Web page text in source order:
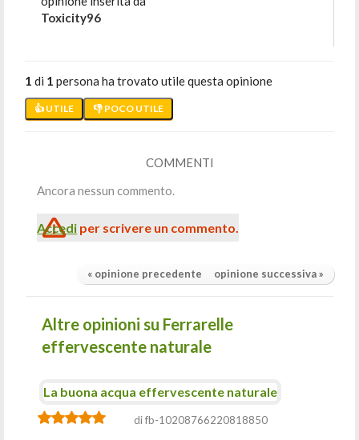
Toxicity96
1 di 1 persona ha trovato utile questa opinione
👍 UTILE 👎 POCO UTILE
COMMENTI
Ancora nessun commento.
Accedi per scrivere un commento.
« opinione precedente opinione successiva »
Altre opinioni su Ferrarelle
effervescente naturale
La buona acqua effervescente naturale
di fb-10208766220818850